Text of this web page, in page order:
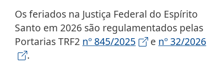
Os feriados na Justiça Federal do Espírito
Santo em 2026 são regulamentados pelas
Portarias TRF2 nº 845/2025 e nº 32/2026
.